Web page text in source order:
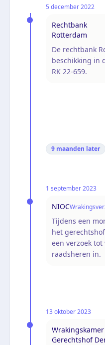
5 december 2022
Rechtbank
Rotterdam
De rechtbank
beschikking in
RK 22-659.
9 maanden later
1 september 2023
NIOC
Tijdens een
het
een verzoek
raadsheren in.
13 oktober 2023
Wrakingskamer
Gerechtshof